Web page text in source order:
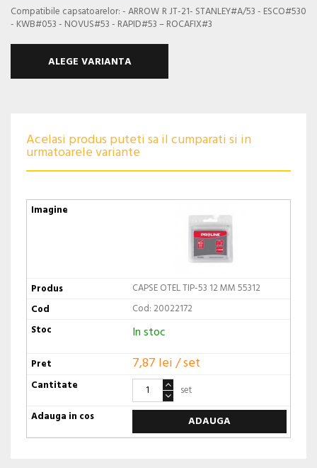
Compatibile capsatoarelor: - ARROW R JT-21- STANLEY#A/53 - ESCO#530
- KWB#053 - NOVUS#53 - RAPID#53 – ROCAFIX#3
ALEGE VARIANTA
Acelasi produs puteti sa il cumparati si in
urmatoarele variante
CAPSE OTEL TIP-53 12 MM 55312
Cod: 20022172
In stoc
7,87 lei / set
set
ADAUGA